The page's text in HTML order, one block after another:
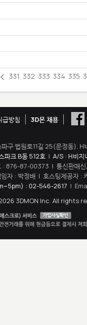
331 332 333 334 335
급방침
3D몬 채용
구 법원로11길 25(문정동),
파크 B동 512호 | A/S : H비지
: 876-87-00373 | 통신판매
임자 : 박정배 | 호스팅제공자 :
: 02-546-2617 |
3DMON Inc. All rights